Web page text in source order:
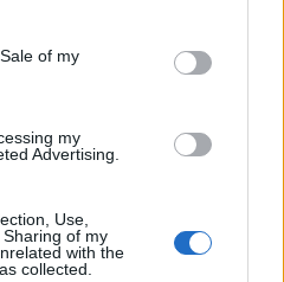
of my
my
Advertising.
Use,
of my
with the
collected.
7 ДЕНА
САКААТ ДА СЕ СУДИ
ЗЛОСТРОСТВА НА